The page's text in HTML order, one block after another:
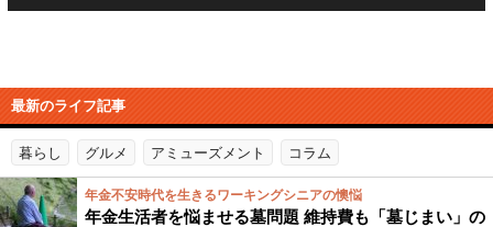
最新のライフ記事
暮らし グルメ アミューズメント コラム
年金不安時代を生きるワーキングシニアの懊悩
年金生活者を悩ませる墓問題 維持費も「墓じまい」の